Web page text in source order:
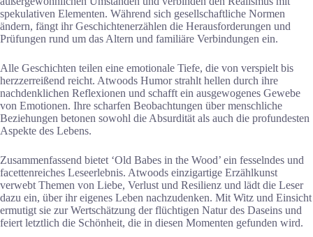
spekulativen Elementen. Während sich gesellschaftliche Normen
ändern, fängt ihr Geschichtenerzählen die Herausforderungen und
Prüfungen rund um das Altern und familiäre Verbindungen ein.
Alle Geschichten teilen eine emotionale Tiefe, die von verspielt bis
herzzerreißend reicht. Atwoods Humor strahlt hellen durch ihre
nachdenklichen Reflexionen und schafft ein ausgewogenes Gewebe
von Emotionen. Ihre scharfen Beobachtungen über menschliche
Beziehungen betonen sowohl die Absurdität als auch die profundesten
Aspekte des Lebens.
Zusammenfassend bietet ‘Old Babes in the Wood’ ein fesselndes und
facettenreiches Leseerlebnis. Atwoods einzigartige Erzählkunst
verwebt Themen von Liebe, Verlust und Resilienz und lädt die Leser
dazu ein, über ihr eigenes Leben nachzudenken. Mit Witz und Einsicht
ermutigt sie zur Wertschätzung der flüchtigen Natur des Daseins und
feiert letztlich die Schönheit, die in diesen Momenten gefunden wird.